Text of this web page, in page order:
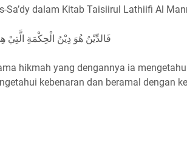
Sa’dy dalam Kitab Taisiirul Lathiifi Al
فَالدِّيْنُ هُوَ دِيْنُ الْحِكْمَةِ
hikmah yang dengannya ia
kebenaran dan beramal dengan